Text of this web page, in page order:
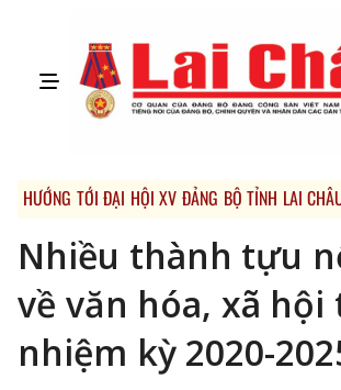
HƯỚNG TỚI ĐẠI HỘI XV ĐẢNG BỘ TỈNH LAI
Nhiều thành tựu
về văn hóa, xã
nhiệm kỳ 2020-